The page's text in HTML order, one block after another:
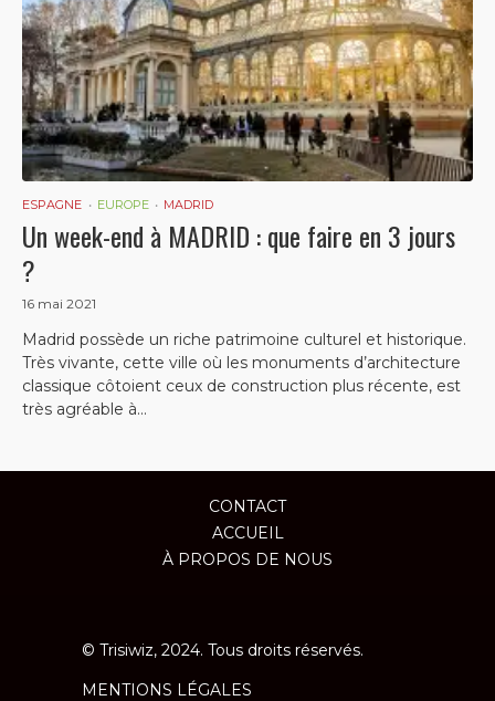
ESPAGNE EUROPE MADRID
Un week-end à MADRID : que faire en 3 jours
?
16 mai 2021
Madrid possède un riche patrimoine culturel et historique.
Très vivante, cette ville où les monuments d’architecture
classique côtoient ceux de construction plus récente, est
très agréable à...
CONTACT
ACCUEIL
À PROPOS DE NOUS
© Trisiwiz, 2024. Tous droits réservés.
MENTIONS LÉGALES